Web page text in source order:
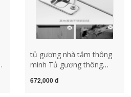
tủ gương nhà tắm thông
minh Tủ gương thông
phòng tắm treo tường có
672,000 đ